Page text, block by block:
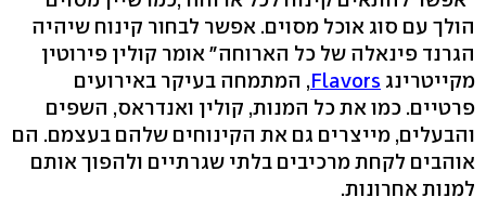
הולך עם סוג אוכל מסוים. אפשר לבחור קינוח שיהיה
הגרנד פינאלה של כל הארוחה" אומר קולין פירוטין
מקייטרינג Flavors, המתמחה בעיקר באירועים
פרטיים. כמו את כל המנות, קולין ואנדראס, השפים
והבעלים, מייצרים גם את הקינוחים שלהם בעצמם. הם
אוהבים לקחת מרכיבים בלתי שגרתיים ולהפוך אותם
למנות אחרונות.